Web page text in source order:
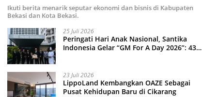
Ikuti berita menarik seputar ekonomi dan bisnis di Kabupaten
Bekasi dan Kota Bekasi.
25 Juli 2026
Peringati Hari Anak Nasional, Santika
Indonesia Gelar “GM For A Day 2026”: 43
23 Juli 2026
LippoLand Kembangkan OAZE Sebagai
Pusat Kehidupan Baru di Cikarang